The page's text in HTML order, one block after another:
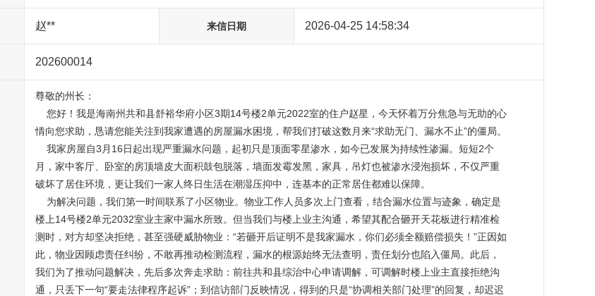
赵** 来信日期 2026-04-25 14:58:34
202600014
尊敬的州长：
情向您求助，恳请您能关注到我家遭遇的房屋漏水困境，帮我们打破这数月来“求助无门、漏水不止”的僵局。
月，家中客厅、卧室的房顶墙皮大面积鼓包脱落，墙面发霉发黑，家具，吊灯也被渗水浸泡损坏，不仅严重
破坏了居住环境，更让我们一家人终日生活在潮湿压抑中，连基本的正常居住都难以保障。
楼上14号楼2单元2032室业主家中漏水所致。但当我们与楼上业主沟通，希望其配合砸开天花板进行精准检
测时，对方却坚决拒绝，甚至强硬威胁物业：“若砸开后证明不是我家漏水，你们必须全额赔偿损失！”正因如
此，物业因顾虑责任纠纷，不敢再推动检测流程，漏水的根源始终无法查明，责任划分也陷入僵局。此后，
我们为了推动问题解决，先后多次奔走求助：前往共和县综治中心申请调解，可调解时楼上业主直接拒绝沟
通，只丢下一句“要走法律程序起诉”；到信访部门反映情况，得到的只是“协调相关部门处理”的回复，却迟迟